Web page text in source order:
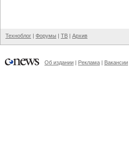
Техноблог | Форумы | ТВ | Архив
Об издании | Реклама | Вакансии